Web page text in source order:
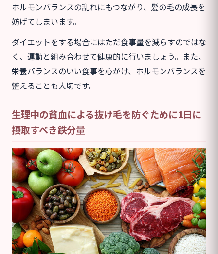
ホルモンバランスの乱れにもつながり、髪の毛の成長を
妨げてしまいます。
ダイエットをする場合にはただ食事量を減らすのではな
く、運動と組み合わせて健康的に行いましょう。また、
栄養バランスのいい食事を心がけ、ホルモンバランスを
整えることも大切です。
生理中の貧血による抜け毛を防ぐために1日に
摂取すべき鉄分量